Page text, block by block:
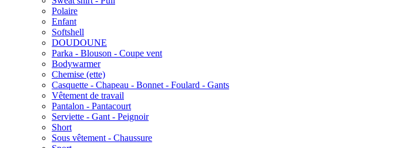
Polaire
Enfant
Softshell
DOUDOUNE
Parka - Blouson - Coupe vent
Bodywarmer
Chemise (ette)
Casquette - Chapeau - Bonnet - Foulard - Gants
Vêtement de travail
Pantalon - Pantacourt
Serviette - Gant - Peignoir
Short
Sous vêtement - Chaussure